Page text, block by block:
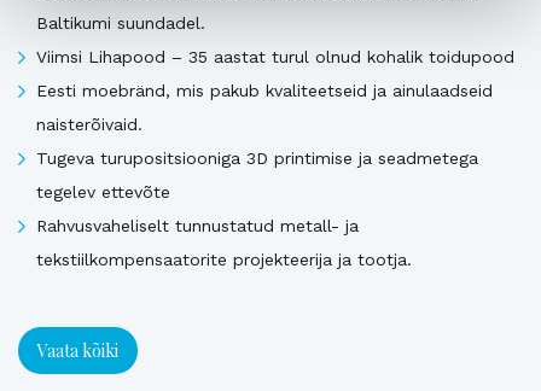
Baltikumi suundadel.
Viimsi Lihapood – 35 aastat turul olnud kohalik toidupood
Eesti moebränd, mis pakub kvaliteetseid ja ainulaadseid
naisterõivaid.
Tugeva turupositsiooniga 3D printimise ja seadmetega
tegelev ettevõte
Rahvusvaheliselt tunnustatud metall- ja
tekstiilkompensaatorite projekteerija ja tootja.
Vaata kõiki